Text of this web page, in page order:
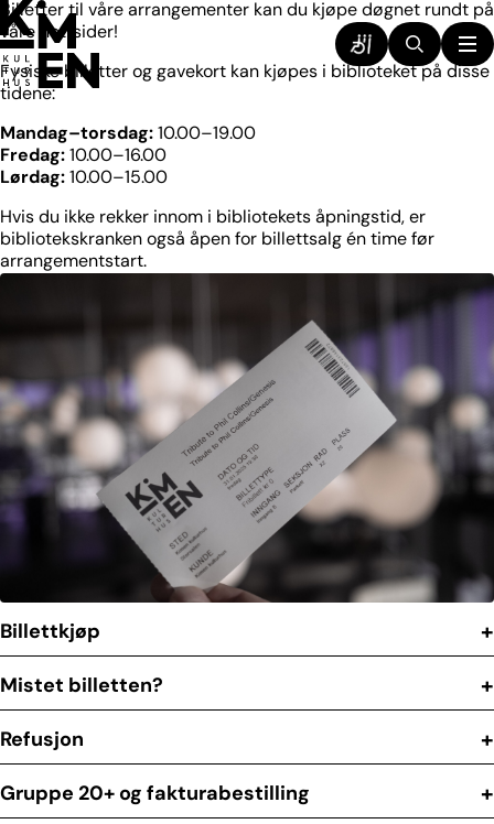
Hopp
til
innhold
Billetter til våre arrangementer kan du kjøpe døgnet rundt på
våre nettsider!
Fysiske billetter og gavekort kan kjøpes i biblioteket på disse
tidene:
Mandag–torsdag: 10.00–19.00
Fredag: 10.00–16.00
Lørdag: 10.00–15.00
Hvis du ikke rekker innom i bibliotekets åpningstid, er
bibliotekskranken også åpen for billettsalg én time før
arrangementstart.
Billettkjøp
Mistet billetten?
Refusjon
Gruppe 20+ og fakturabestilling